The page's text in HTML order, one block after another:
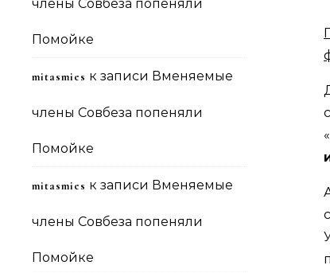
члены Совбеза попеняли
Помойке
mitasmies к записи Вменяемые
члены Совбеза попеняли
Помойке
mitasmies к записи Вменяемые
члены Совбеза попеняли
Помойке